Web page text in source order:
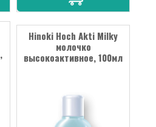
Hinoki Hoch Аkti Мilky
молочко
высокоактивное, 100мл